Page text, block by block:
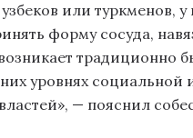
или туркменов, у
форму сосуда,
традиционно
уровнях социальной
— пояснил